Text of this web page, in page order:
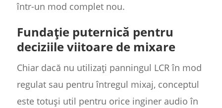
într-un mod complet nou.
Fundație puternică pentru
deciziile viitoare de mixare
Chiar dacă nu utilizați panningul LCR în mod
regulat sau pentru întregul mixaj, conceptul
este totuși util pentru orice inginer audio în